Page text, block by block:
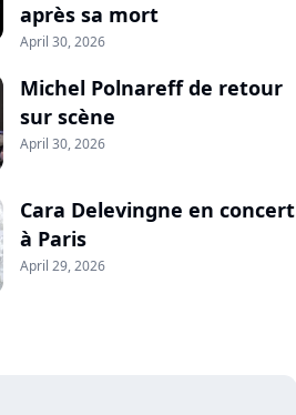
après sa mort
April 30, 2026
Michel Polnareff de retour
sur scène
April 30, 2026
Cara Delevingne en concert
à Paris
April 29, 2026